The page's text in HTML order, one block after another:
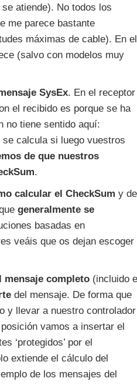
atiende). No todos los
me parece bastante
máximas de cable). En el
(salvo con modelos muy
SysEx. En el receptor
el recibido es porque se ha
no tiene sentido aquí:
calcula si luego vuestros
de que nuestros
.
calcular el CheckSum y de
generalmente se
basadas en
veáis que os dejan escoger
mensaje completo (incluido
del mensaje. De forma que
y llevar a nuestro controlador
vamos a insertar el
‘protegidos’ por el
extiende el cálculo del
de los mensajes del